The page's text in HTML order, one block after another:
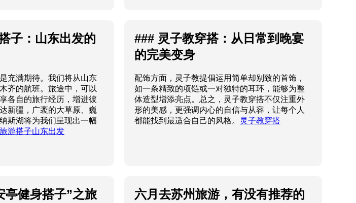
子：山东出发的
充满期待。我们将从山东
齐的航班。旅途中，可以
各自的旅行经历，增进彼
新疆，广袤的大草原、巍
斯湖将为我们呈现出一幅
游搭子山东出发
### 灵子教穿搭：从日常到晚宴
的完美变身
配饰方面，灵子教提倡运用简单却别致的首饰，
如一条精致的项链或一对独特的耳环，能够为整
体造型增添亮点。总之，灵子教穿搭不仅注重外
形的美感，更强调内心的自信与从容，让每个人
都能找到最适合自己的风格。
灵子教穿搭
亭健身搭子”之旅
六月去苏州旅游，有没有推荐的